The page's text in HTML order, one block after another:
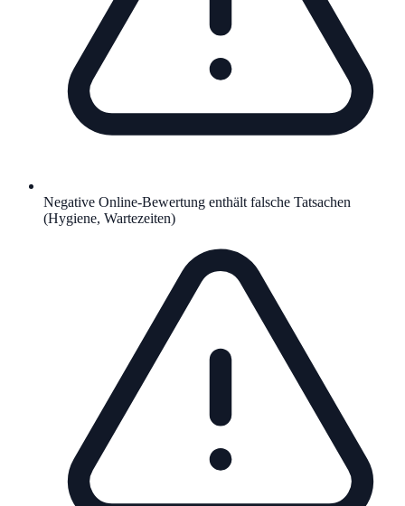
Negative Online-Bewertung enthält falsche Tatsachen
(Hygiene, Wartezeiten)